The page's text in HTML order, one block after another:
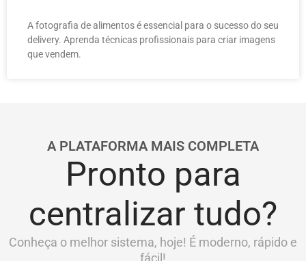
A fotografia de alimentos é essencial para o sucesso do seu
delivery. Aprenda técnicas profissionais para criar imagens
que vendem.
A PLATAFORMA MAIS COMPLETA
Pronto para
centralizar tudo?
Conheça o melhor sistema, hoje! É moderno, rápido e
fácil!